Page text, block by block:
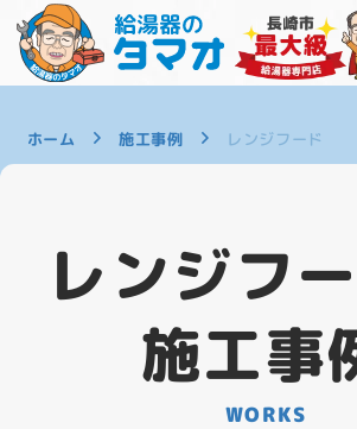
ホーム 施工事例 レンジフード
レンジフ
施工事
WORKS